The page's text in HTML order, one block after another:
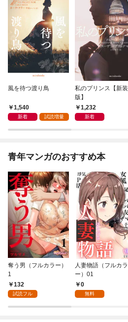
風を待つ渡り鳥
1,540
新着 試読増量
私のプリンス【新装
版】
1,232
新着
青年マンガのおすすめ本
奪う男（フルカラー）
1
132
試読フル
人妻物語（フルカラ
ー）01
0
無料